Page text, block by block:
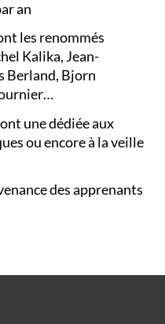
an
les renommés
Kalika, Jean-
Berland, Bjorn
une dédiée aux
ou encore à la veille
des apprenants